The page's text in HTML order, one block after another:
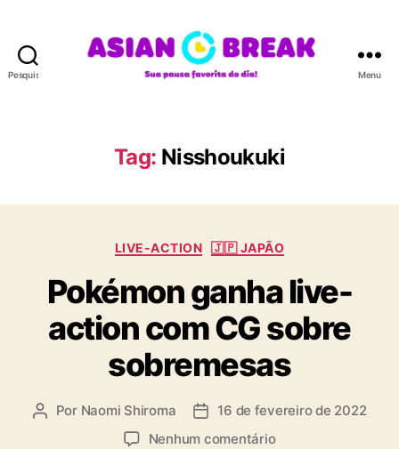
Pesquisar
A
N
R
A
Menu
Tag: Nisshoukuki
C
t
e
g
o
r
i
a
s
LIVE-ACTION 🇯🇵 JAPÃO
Pokémon ganha live-
action com CG sobre
sobremesas
A Por Naomi Shiroma
D 16 de fevereiro de 2022
Nenhum comentárioe